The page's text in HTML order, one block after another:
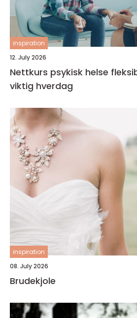
inspiration
12. July 2026
Nettkurs psykisk helse fleksibel læring for en
viktig hverdag
inspiration
08. July 2026
Brudekjole